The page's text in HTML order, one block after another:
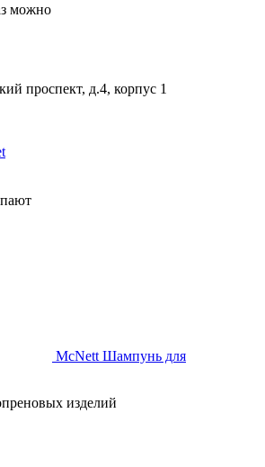
можно
проспект, д.4, корпус 1
McNett Шампунь для
изделий